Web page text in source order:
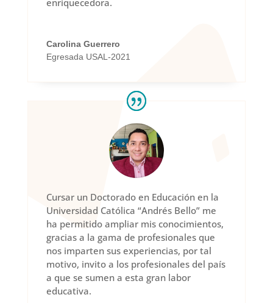
Carolina Guerrero
Egresada USAL-2021
Cursar un Doctorado en Educación en la
Universidad Católica “Andrés Bello” me
ha permitido ampliar mis conocimientos,
gracias a la gama de profesionales que
nos imparten sus experiencias, por tal
motivo, invito a los profesionales del país
a que se sumen a esta gran labor
educativa.